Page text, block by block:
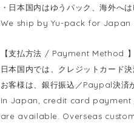
・日本国内はゆうパック、海外へ
We ship by Yu-pack for Japan
【支払方法 / Payment Method 】
日本国内では、クレジットカード
お客様は、銀行振込／Paypal決済
In Japan, credit card
are available. Overseas